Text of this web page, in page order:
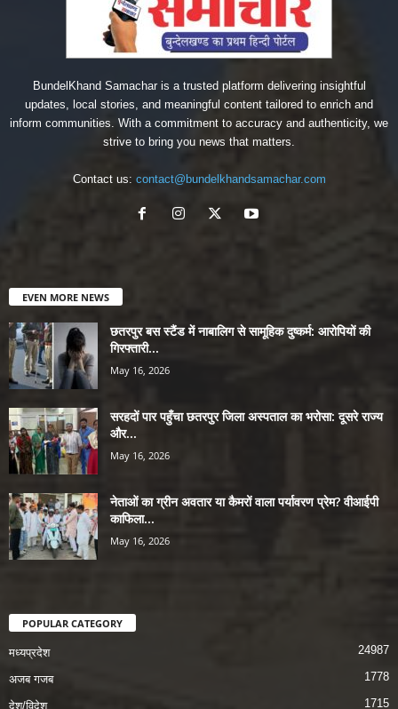
BundelKhand Samachar is a trusted platform delivering insightful
updates, local stories, and meaningful content tailored to enrich and
inform communities. With a commitment to accuracy and authenticity, we
strive to bring you news that matters.
Contact us: contact@bundelkhandsamachar.com
EVEN MORE NEWS
छतरपुर बस स्टैंड में नाबालिग से सामूहिक दुष्कर्म: आरोपियों की
गिरफ्तारी...
May 16, 2026
सरहदों पार पहुँचा छतरपुर जिला अस्पताल का भरोसा: दूसरे राज्य
और...
May 16, 2026
नेताओं का ग्रीन अवतार या कैमरों वाला पर्यावरण प्रेम? वीआईपी
काफिला...
May 16, 2026
POPULAR CATEGORY
मध्यप्रदेश 24987
अजब गजब 1778
देश/विदेश 1715